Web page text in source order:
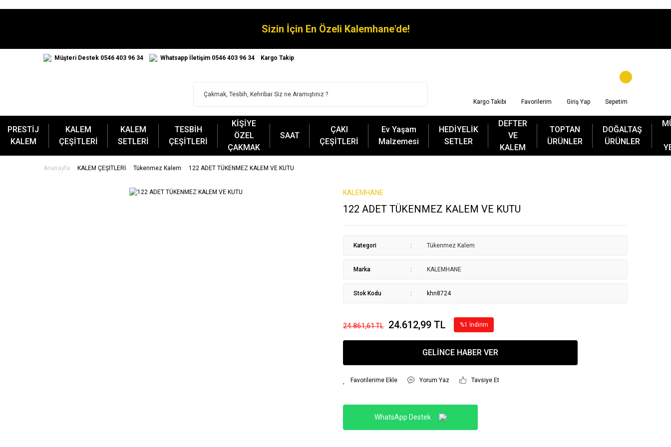
Sizin İçin En Özeli Kalemhane'de!
Müşteri Destek 0546 403 96 34 Whatsapp İletişim 0546 403 96 34 Kargo Takip
Kargo Takibi Favorilerim Giriş Yap Sepetim
PRESTİJ
KALEM
KALEM
ÇEŞİTLERİ
KALEM
SETLERİ
TESBİH
ÇEŞİTLERİ
KİŞİYE
ÖZEL
ÇAKMAK
SAAT
ÇAKI
ÇEŞİTLERİ
Ev Yaşam
Malzemesi
HEDİYELİK
SETLER
DEFTER
VE
KALEM
TOPTAN
ÜRÜNLER
DOĞALTAŞ
ÜRÜNLER
Anasayfa KALEM ÇEŞİTLERİ Tükenmez Kalem 122 ADET TÜKENMEZ KALEM VE KUTU
KALEMHANE
122 ADET TÜKENMEZ KALEM VE KUTU
Kategori Tükenmez Kalem
Marka KALEMHANE
Stok Kodu khn8724
24.861,61 TL 24.612,99 TL %1 İndirim
GELİNCE HABER VER
Yorum Yaz Tavsiye Et
WhatsApp Destek